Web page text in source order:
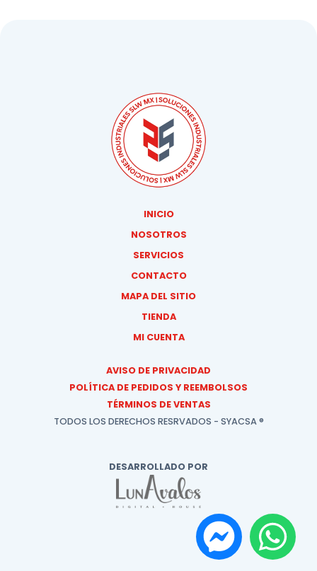
INICIO
NOSOTROS
SERVICIOS
CONTACTO
MAPA DEL SITIO
TIENDA
MI CUENTA
AVISO DE PRIVACIDAD
POLÍTICA DE PEDIDOS Y REEMBOLSOS
TÉRMINOS DE VENTAS
TODOS LOS DERECHOS RESRVADOS - SYACSA ®
DESARROLLADO POR